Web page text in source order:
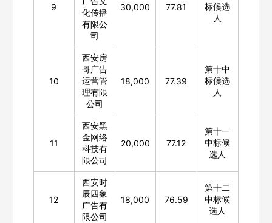
9
化传播
有限公
司
30,000 77.81
标候选
人
10
西安房
哥广告
运营管
理有限
公司
18,000 77.39
第十中
标候选
人
11
西安黑
金网络
科技有
限公司
20,000 77.12
第十一
中标候
选人
12
西安时
辰四象
广告有
限公司
18,000 76.59
第十二
中标候
选人